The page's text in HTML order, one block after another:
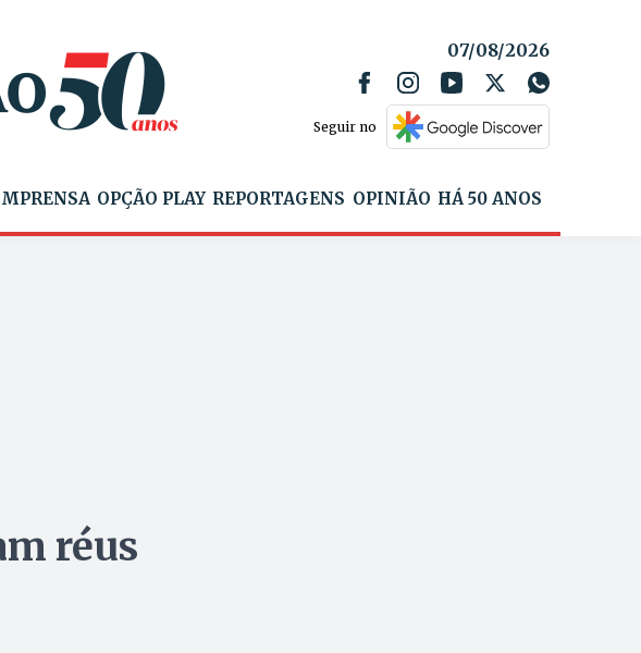
07/08/2026
Seguir no
OPÇÃO PLAY REPORTAGENS OPINIÃO HÁ 50 ANOS
réus